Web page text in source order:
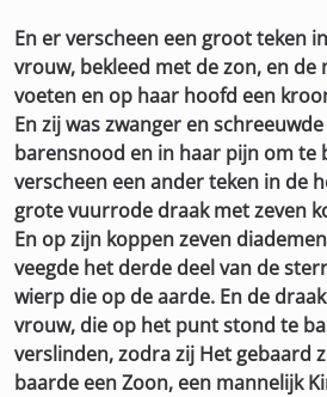
En er verscheen een groot teken
vrouw, bekleed met de zon, en de
voeten en op haar hoofd een
En zij was zwanger en
barensnood en in haar pijn om te
verscheen een ander teken in de
grote vuurrode draak met zeven
En op zijn koppen zeven
veegde het derde deel van de
wierp die op de aarde. En de
vrouw, die op het punt stond te
verslinden, zodra zij Het gebaard
baarde een Zoon, een mannelijk